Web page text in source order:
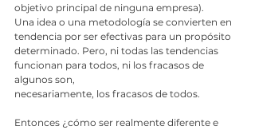
objetivo principal de ninguna empresa).
Una idea o una metodología se convierten en
tendencia por ser efectivas para un propósito
determinado. Pero, ni todas las tendencias
funcionan para todos, ni los fracasos de
algunos son,
necesariamente, los fracasos de todos.
Entonces ¿cómo ser realmente diferente e